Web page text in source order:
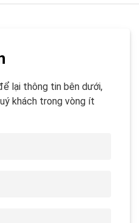
lại thông tin bên dưới,
khách trong vòng ít